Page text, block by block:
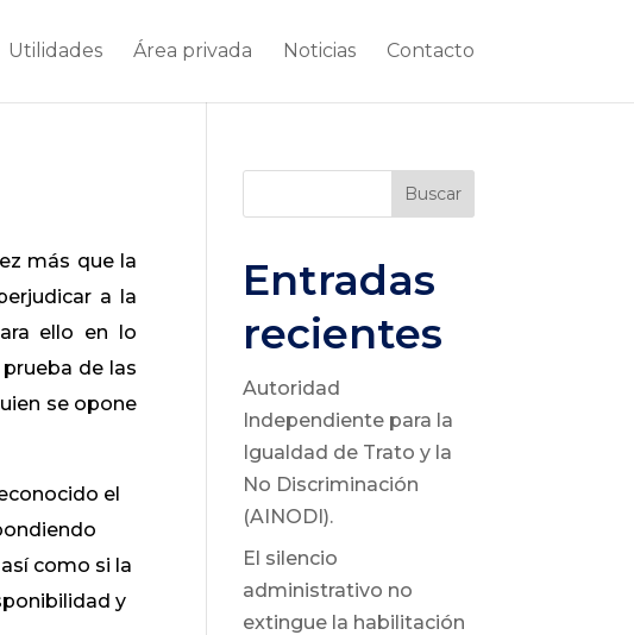
Utilidades Área privada Noticias Contacto
más que la
a la
ello en lo
de las
se opone
el
como si la
y
Buscar
Entradas
recientes
Autoridad
Independiente para la
Igualdad de Trato y la
No Discriminación
(AINODI).
El silencio
administrativo no
extingue la habilitación